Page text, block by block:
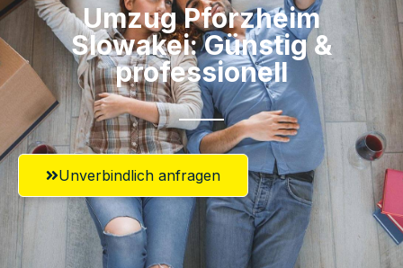
Umzug Pforzheim​
Slowakei: Günstig &
professionell​
Unverbindlich anfragen